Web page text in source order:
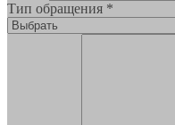
Тип обращения *